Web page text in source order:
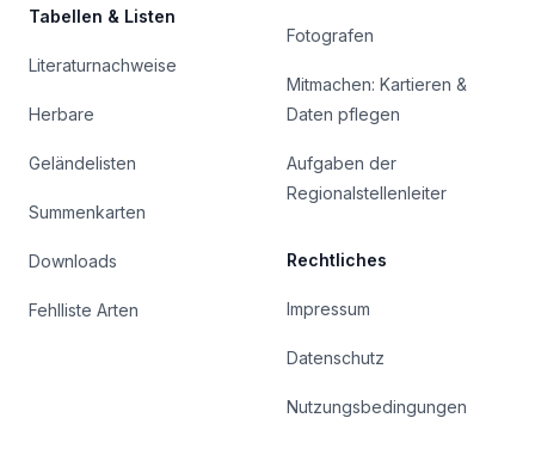
Tabellen & Listen
Literaturnachweise
Herbare
Geländelisten
Summenkarten
Downloads
Fehlliste Arten
Fotografen
Mitmachen: Kartieren &
Daten pflegen
Aufgaben der
Regionalstellenleiter
Rechtliches
Impressum
Datenschutz
Nutzungsbedingungen